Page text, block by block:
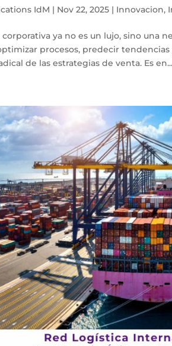
IdM | Nov 22, 2025 | Innovacion,
ya no es un lujo, sino una
procesos, predecir
de las estrategias de venta. Es en...